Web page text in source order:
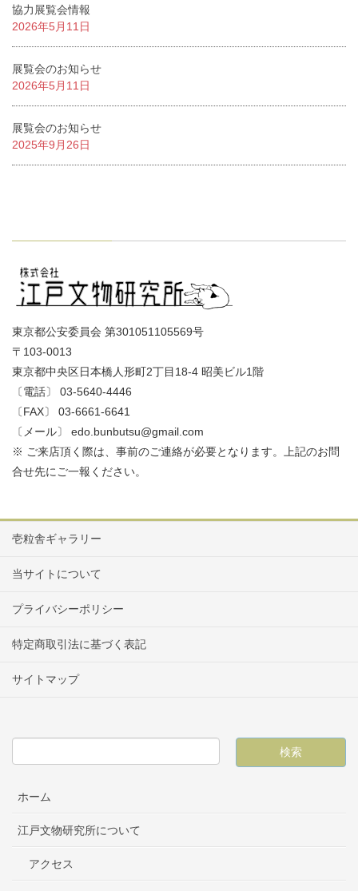
協力展覧会情報
2026年5月11日
展覧会のお知らせ
2026年5月11日
展覧会のお知らせ
2025年9月26日
東京都公安委員会 第301051105569号
〒103-0013
東京都中央区日本橋人形町2丁目18-4 昭美ビル1階
〔電話〕 03-5640-4446
〔FAX〕 03-6661-6641
〔メール〕 edo.bunbutsu@gmail.com
※ ご来店頂く際は、事前のご連絡が必要となります。上記のお問
合せ先にご一報ください。
壱粒舎ギャラリー
当サイトについて
プライバシーポリシー
特定商取引法に基づく表記
サイトマップ
ホーム
江戸文物研究所について
アクセス